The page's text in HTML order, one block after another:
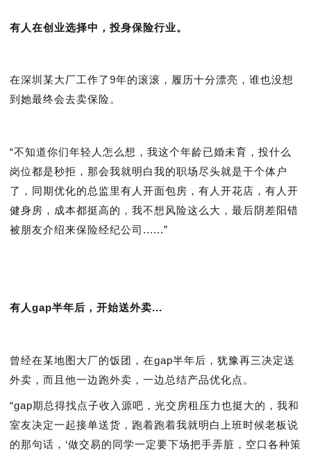
有人在创业选择中，投身保险行业。
在深圳某大厂工作了9年的滚滚，履历十分漂亮，谁也没想
到她最终会去卖保险。
“不知道你们年轻人怎么想，我这个年龄已婚未育，投什么
岗位都是秒拒，那会我就明白我的职场尽头就是干个体户
了，同期优化的总监里有人开面包房，有人开花店，有人开
健身房，成本都挺高的，我不想风险这么大，最后阴差阳错
被朋友介绍来保险经纪公司......”
有人gap半年后，开始送外卖...
曾经在某地图大厂的饭团，在gap半年后，犹豫再三决定送
外卖，而且他一边跑外卖，一边总结产品优化点。
“gap期总得找点子收入源吧，光交房租压力也挺大的，我和
室友决定一起接单送货，跑着跑着我就明白上班时候老板说
的那句话，‘做交易的同学一定要下场把手弄脏，空口各种策